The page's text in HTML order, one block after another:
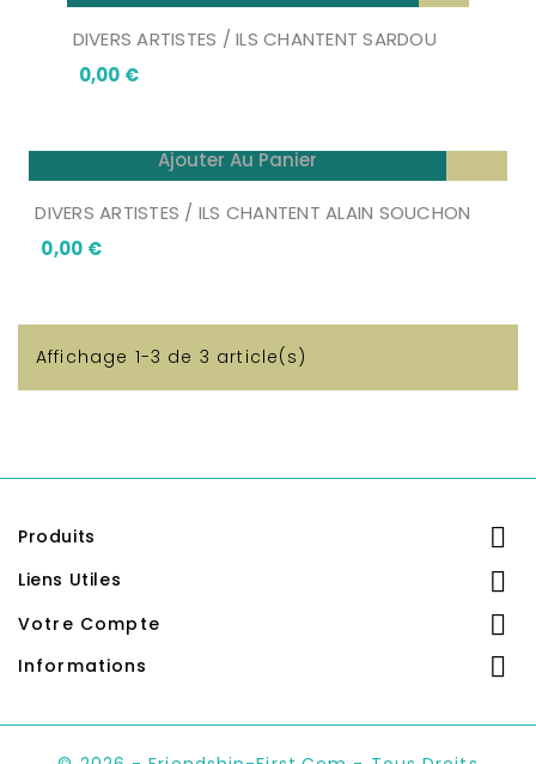
DIVERS ARTISTES / ILS CHANTENT SARDOU
0,00 €Prix
Ajouter Au Panier
DIVERS ARTISTES / ILS CHANTENT ALAIN SOUCHON
0,00 €Prix
Affichage 1-3 de 3 article(s)
Produits 
Liens Utiles 
Votre Compte 
Informations 